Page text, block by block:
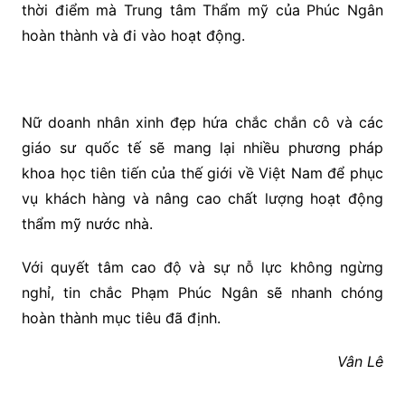
thời điểm mà Trung tâm Thẩm mỹ của Phúc Ngân
hoàn thành và đi vào hoạt động.
Nữ doanh nhân xinh đẹp hứa chắc chắn cô và các
giáo sư quốc tế sẽ mang lại nhiều phương pháp
khoa học tiên tiến của thế giới về Việt Nam để phục
vụ khách hàng và nâng cao chất lượng hoạt động
thẩm mỹ nước nhà.
Với quyết tâm cao độ và sự nỗ lực không ngừng
nghỉ, tin chắc Phạm Phúc Ngân sẽ nhanh chóng
hoàn thành mục tiêu đã định.
Vân Lê